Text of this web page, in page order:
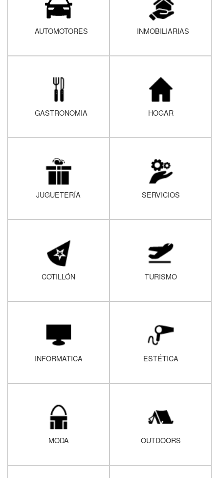
AUTOMOTORES INMOBILIARIAS
GASTRONOMIA HOGAR
JUGUETERÍA SERVICIOS
COTILLÓN TURISMO
INFORMATICA ESTÉTICA
MODA OUTDOORS